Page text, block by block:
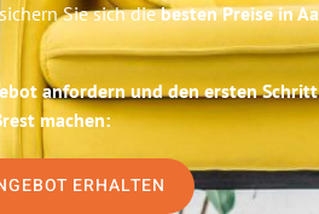
Sie sich diebesten Preise in
anfordern und den ersten
machen:
ERHALTEN